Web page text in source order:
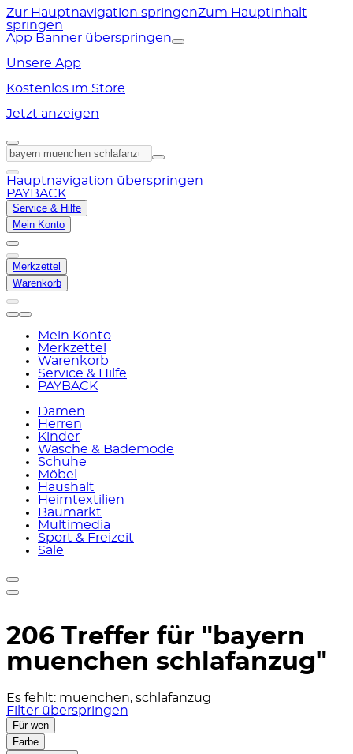
Zur Hauptnavigation springenZum Hauptinhalt
springen
App Banner überspringen
Unsere App
Kostenlos im Store
Jetzt anzeigen
Hauptnavigation überspringen
PAYBACK
Service & Hilfe
Mein Konto
Merkzettel
Warenkorb
Mein Konto
Merkzettel
Warenkorb
Service & Hilfe
PAYBACK
Damen
Herren
Kinder
Wäsche & Bademode
Schuhe
Möbel
Haushalt
Heimtextilien
Baumarkt
Multimedia
Sport & Freizeit
Sale
206 Treffer für "bayern
muenchen schlafanzug"
Es fehlt: muenchen, schlafanzug
Filter überspringen
Für wen
Farbe